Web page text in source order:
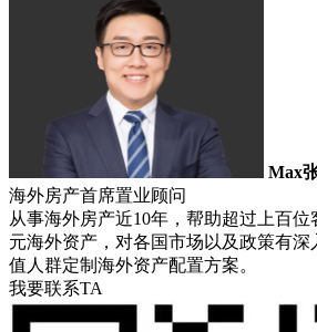
Max
海外房产首席置业顾问
从事海外房产近10年，帮助超过上百
元海外资产，对各国市场以及政策有
值人群定制海外资产配置方案。
我要联系TA